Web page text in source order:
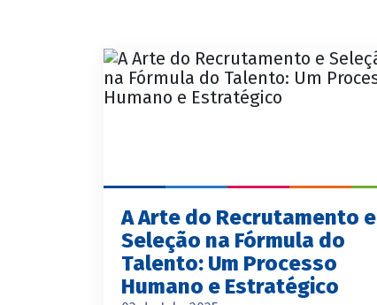
A Arte do Recrutamento e
Seleção na Fórmula do
Talento: Um Processo
Humano e Estratégico